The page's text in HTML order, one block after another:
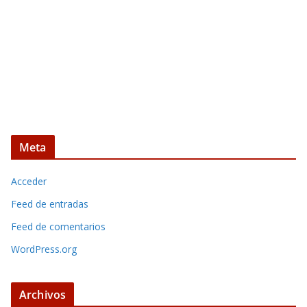
Meta
Acceder
Feed de entradas
Feed de comentarios
WordPress.org
Archivos